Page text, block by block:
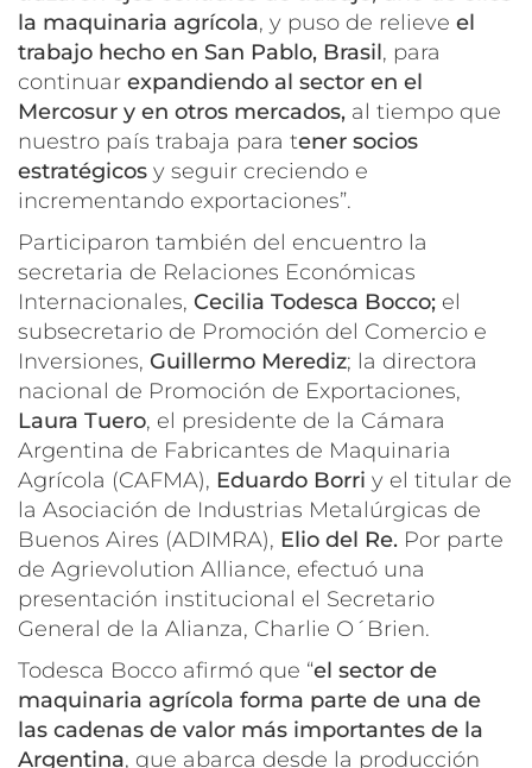
la maquinaria agrícola, y puso de relieve el
trabajo hecho en San Pablo, Brasil, para
continuar expandiendo al sector en el
Mercosur y en otros mercados, al tiempo que
nuestro país trabaja para tener socios
estratégicos y seguir creciendo e
incrementando exportaciones”.
Participaron también del encuentro la
secretaria de Relaciones Económicas
Internacionales, Cecilia Todesca Bocco; el
subsecretario de Promoción del Comercio e
Inversiones, Guillermo Merediz; la directora
nacional de Promoción de Exportaciones,
Laura Tuero, el presidente de la Cámara
Argentina de Fabricantes de Maquinaria
Agrícola (CAFMA), Eduardo Borri y el titular de
la Asociación de Industrias Metalúrgicas de
Buenos Aires (ADIMRA), Elio del Re. Por parte
de Agrievolution Alliance, efectuó una
presentación institucional el Secretario
General de la Alianza, Charlie O´Brien.
Todesca Bocco afirmó que “el sector de
maquinaria agrícola forma parte de una de
las cadenas de valor más importantes de la
Argentina, que abarca desde la producción